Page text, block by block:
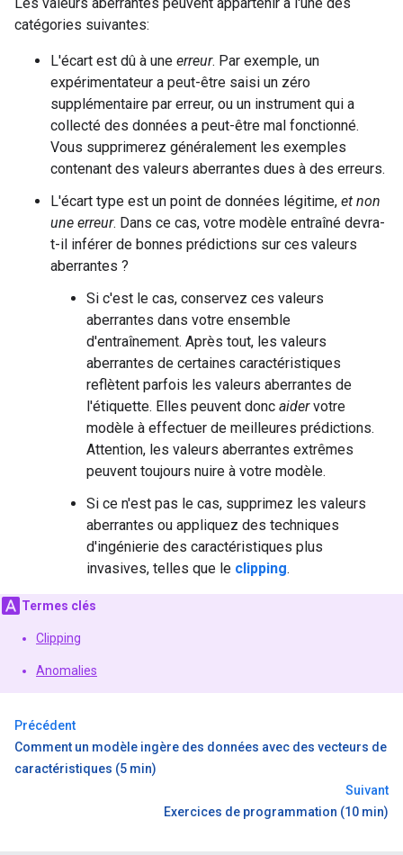
catégories suivantes:
L'écart est dû à une erreur. Par exemple, un
expérimentateur a peut-être saisi un zéro
supplémentaire par erreur, ou un instrument qui a
collecté des données a peut-être mal fonctionné.
Vous supprimerez généralement les exemples
contenant des valeurs aberrantes dues à des erreurs.
L'écart type est un point de données légitime, et non
une erreur. Dans ce cas, votre modèle entraîné devra-
t-il inférer de bonnes prédictions sur ces valeurs
aberrantes ?
Si c'est le cas, conservez ces valeurs
aberrantes dans votre ensemble
d'entraînement. Après tout, les valeurs
aberrantes de certaines caractéristiques
reflètent parfois les valeurs aberrantes de
l'étiquette. Elles peuvent donc aidervotre
modèle à effectuer de meilleures prédictions.
Attention, les valeurs aberrantes extrêmes
peuvent toujours nuire à votre modèle.
Si ce n'est pas le cas, supprimez les valeurs
aberrantes ou appliquez des techniques
d'ingénierie des caractéristiques plus
invasives, telles que le clipping.
Termes clés
Clipping
Anomalies
Précédent
Comment un modèle ingère des données avec des vecteurs de
caractéristiques (5 min)
Suivant
Exercices de programmation (10 min)